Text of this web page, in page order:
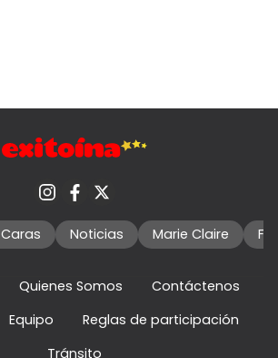
Caras Noticias Marie Claire
Quienes Somos
Contáctenos
Equipo
Reglas de participación
Tránsito